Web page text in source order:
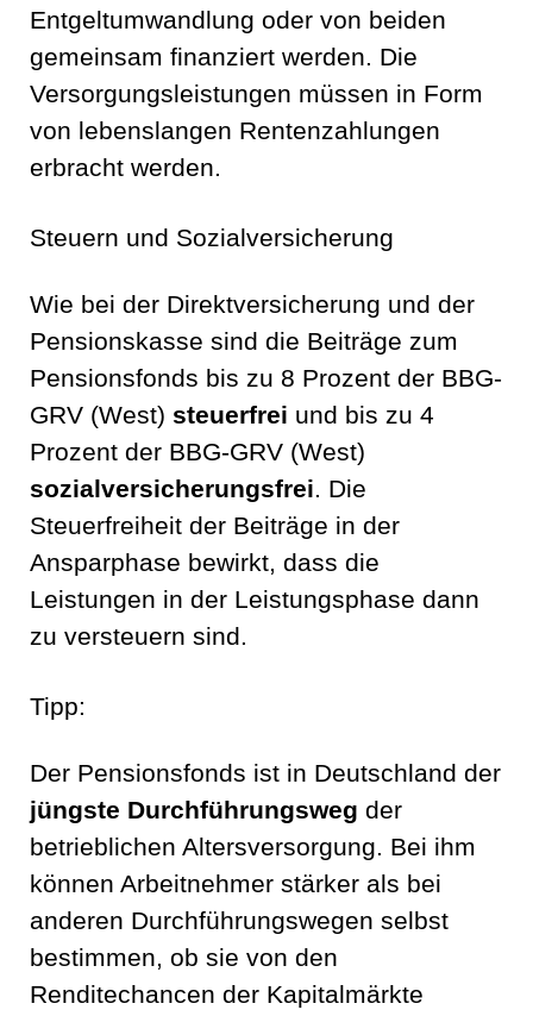
Entgeltumwandlung oder von beiden
gemeinsam finanziert werden. Die
Versorgungsleistungen müssen in Form
von lebenslangen Rentenzahlungen
erbracht werden.
Steuern und Sozialversicherung
Wie bei der Direktversicherung und der
Pensionskasse sind die Beiträge zum
Pensionsfonds bis zu 8 Prozent der BBG-
GRV (West) steuerfrei und bis zu 4
Prozent der BBG-GRV (West)
sozialversicherungsfrei. Die
Steuerfreiheit der Beiträge in der
Ansparphase bewirkt, dass die
Leistungen in der Leistungsphase dann
zu versteuern sind.
Tipp:
Der Pensionsfonds ist in Deutschland der
jüngste Durchführungsweg der
betrieblichen Altersversorgung. Bei ihm
können Arbeitnehmer stärker als bei
anderen Durchführungswegen selbst
bestimmen, ob sie von den
Renditechancen der Kapitalmärkte